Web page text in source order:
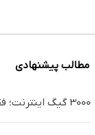
مطالب پیشنهادی
3000 گیگ اینترنت؛ فقط ماهی 100 هزار تومان